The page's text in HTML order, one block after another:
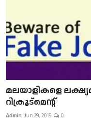
മലയാളികളെ
റിക്രൂട്മെന്റ്
Admin Jun 29, 2019 0